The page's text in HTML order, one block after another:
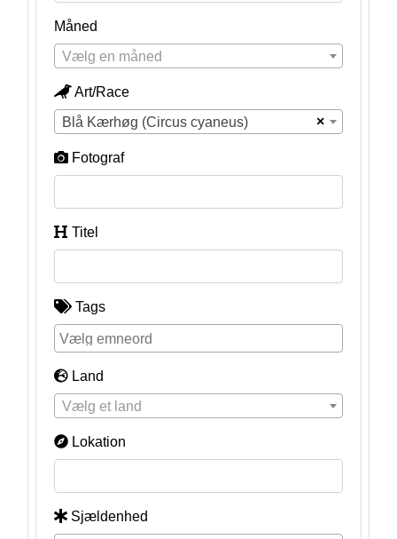
Måned
Vælg en måned
Art/Race
×
Blå Kærhøg (Circus cyaneus)
Fotograf
Titel
Tags
Land
Vælg et land
Lokation
Sjældenhed